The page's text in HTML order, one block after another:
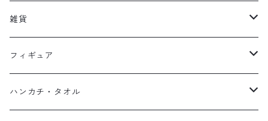
フーディー
スウェット
大人
フーディー
スウェット
大空翼
岬太郎
若林源三
雑貨
クッション
マグネット
フィギュア
HKDSTOY
ハンカチ・タオル